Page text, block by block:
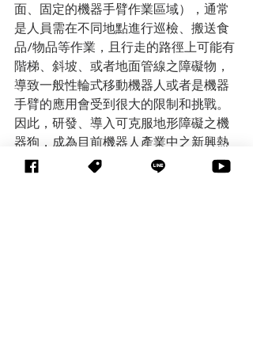
面、固定的機器手臂作業區域），通常
是人員需在不同地點進行巡檢、搬送食
品/物品等作業，且行走的路徑上可能有
階梯、斜坡、或者地面管線之障礙物，
導致一般性輪式移動機器人或者是機器
手臂的應用會受到很大的限制和挑戰。
因此，研發、導入可克服地形障礙之機
器狗，成為目前機器人產業中之新興熱
門領域。